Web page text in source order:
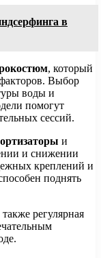
в
, который
Выбор
воды и
помогут
сессий.
и
и снижении
креплений и
поднять
регулярная